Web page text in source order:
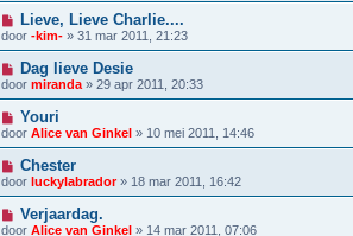
Lieve, Lieve Charlie....
door -kim- » 31 mar 2011, 21:23
Dag lieve Desie
door miranda » 29 apr 2011, 20:33
Youri
door Alice van Ginkel » 10 mei 2011, 14:46
Chester
door luckylabrador» 18 mar 2011, 16:42
Verjaardag.
door Alice van Ginkel » 14 mar 2011, 07:06